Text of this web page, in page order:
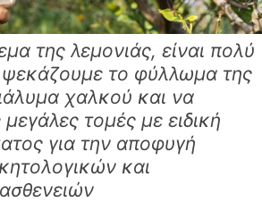
της λεμονιάς, είναι πολύ
το φύλλωμα της
χαλκού και να
τομές με ειδική
για την αποφυγή
και